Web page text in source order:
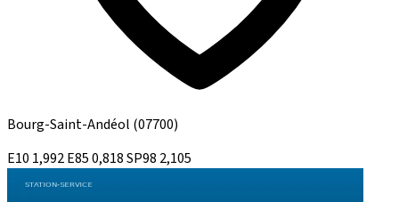
Bourg-Saint-Andéol (07700)
E10 1,992E850,818SP98 2,105